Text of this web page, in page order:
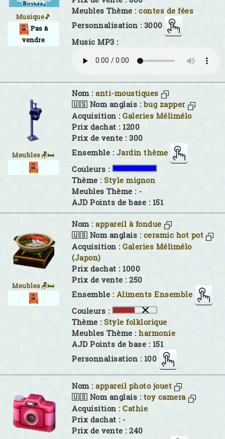
Musique🎵
Pas à
vendre
Meubles Thème : contes de fées
Personnalisation : 3000
Music MP3 :
Meubles🪑🛏
Nom : anti-moustiques
🇺🇸 Nom anglais : bug zapper
Acquisition : Galeries Mélimélo
Prix dachat : 1200
Prix de vente : 300
Ensemble : Jardin thème
Couleurs :
Thème : Style mignon
Meubles Thème : -
AJD Points de base : 151
Meubles🪑🛏
Nom : appareil à fondue
🇺🇸 Nom anglais : ceramic hot pot
Acquisition : Galeries Mélimélo
(Japon)
Prix dachat : 1000
Prix de vente : 250
Ensemble : Aliments Ensemble
Couleurs :
Thème : Style folklorique
Meubles Thème : harmonie
AJD Points de base : 151
Personnalisation : 100
Nom : appareil photo jouet
🇺🇸 Nom anglais : toy camera
Acquisition : Cathie
Prix dachat : -
Prix de vente : 240